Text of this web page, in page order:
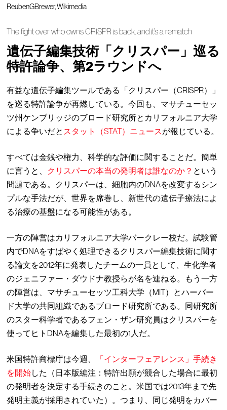
ReubenGBrewer, Wikimedia
The fight over who owns CRISPR is back, and it’s a rematch
遺伝子編集技術「クリスパー」巡る
特許論争、第2ラウンドへ
有益な遺伝子編集ツールである「クリスパー（CRISPR）」
を巡る特許論争が再燃している。今回も、マサチューセッ
ツ州ケンブリッジのブロード研究所とカリフォルニア大学
による争いだと スタット（STAT）ニュースが報じている。
すべては金銭や権力、科学的な評価に関することだ。簡単
に言うと、 クリスパーの本当の発明者は誰なのか？ という
問題である。クリスパーは、細胞内のDNAを改変するシン
プルな手法だが、世界を席巻し、新世代の遺伝子療法によ
る治療の基盤になる可能性がある。
一方の陣営はカリフォルニア大学バークレー校だ。試験管
内でDNAをすばやく処理できるクリスパー編集技術に関す
る論文を2012年に発表したチームの一員として、生化学者
のジェニファー・ダウドナ教授らが名を連ねる。もう一方
の陣営は、マサチューセッツ工科大学（MIT）とハーバー
ド大学の共同組織であるブロード研究所である。同研究所
のスター科学者であるフェン・ザン研究員はクリスパーを
使ってヒトDNAを編集した最初の1人だ。
米国特許商標庁は今週、
「インターフェアレンス」手続き
を開始した（日本版編注：特許出願が競合した場合に最初
の発明者を決定する手続きのこと。米国では2013年まで先
発明主義が採用されていた）。つまり、同じ発明をカバー